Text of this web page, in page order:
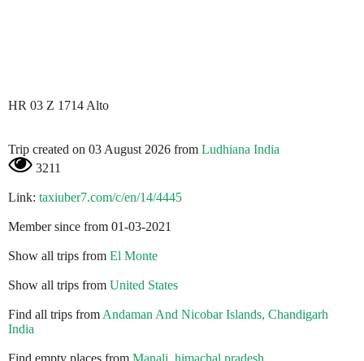
HR 03 Z 1714 Alto
Trip created on 03 August 2026 from Ludhiana India
3211
Link: taxiuber7.com/c/en/14/4445
Member since from 01-03-2021
Show all trips from El Monte
Show all trips from United States
Find all trips from Andaman And Nicobar Islands, Chandigarh
India
Find empty places from Manali, himachal pradesh